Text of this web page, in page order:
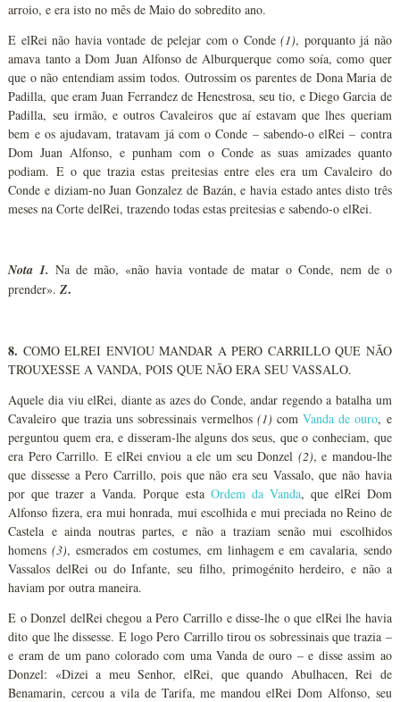
arroio, e era isto no mês de Maio do sobredito ano.
E elRei não havia vontade de pelejar com o Conde(1), porquanto já não
amava tanto a Dom Juan Alfonso de Alburquerque como soía, como quer
que o não entendiam assim todos. Outrossim os parentes de Dona Maria de
Padilla, que eram Juan Ferrandez de Henestrosa, seu tio, e Diego Garcia de
Padilla, seu irmão, e outros Cavaleiros que aí estavam que lhes queriam
bem e os ajudavam, tratavam já com o Conde – sabendo-o elRei – contra
Dom Juan Alfonso, e punham com o Conde as suas amizades quanto
podiam. E o que trazia estas preitesias entre eles era um Cavaleiro do
Conde e diziam-no Juan Gonzalez de Bazán, e havia estado antes disto três
meses na Corte delRei, trazendo todas estas preitesias e sabendo-o elRei.
Nota 1. Na de mão, «não havia vontade de matar o Conde, nem de o
prender».Z.
8. COMO ELREI ENVIOU MANDAR A PERO CARRILLO QUE NÃO
TROUXESSE A VANDA, POIS QUE NÃO ERA SEU VASSALO.
Aquele dia viu elRei, diante as azes do Conde, andar regendo a batalha um
Cavaleiro que trazia uns sobressinais vermelhos(1) comVanda de ouro, e
perguntou quem era, e disseram-lhe alguns dos seus, que o conheciam, que
era Pero Carrillo. E elRei enviou a ele um seu Donzel (2), e mandou-lhe
que dissesse a Pero Carrillo, pois que não era seu Vassalo, que não havia
por que trazer a Vanda. Porque esta Ordem da Vanda, que elRei Dom
Alfonso fizera, era mui honrada, mui escolhida e mui preciada no Reino de
Castela e ainda noutras partes, e não a traziam senão mui escolhidos
homens(3), esmerados em costumes, em linhagem e em cavalaria, sendo
Vassalos delRei ou do Infante, seu filho, primogénito herdeiro, e não a
haviam por outra maneira.
E o Donzel delRei chegou a Pero Carrillo e disse-lhe o que elRei lhe havia
dito que lhe dissesse. E logo Pero Carrillo tirou os sobressinais que trazia –
e eram de um pano colorado com uma Vanda de ouro – e disse assim ao
Donzel: «Dizei a meu Senhor, elRei, que quando Abulhacen, Rei de
Benamarin, cercou a vila de Tarifa, me mandou elRei Dom Alfonso, seu